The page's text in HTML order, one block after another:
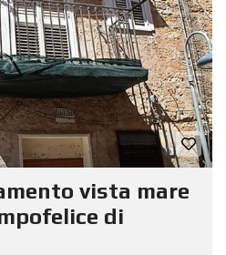
vista mare
di